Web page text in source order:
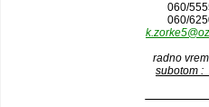
060/
060/
radno
subotom